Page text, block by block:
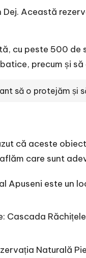
Această
cu peste 500 de
precum și
să o protejăm și
că aceste
care sunt
Apuseni este un
Cascada
Naturală